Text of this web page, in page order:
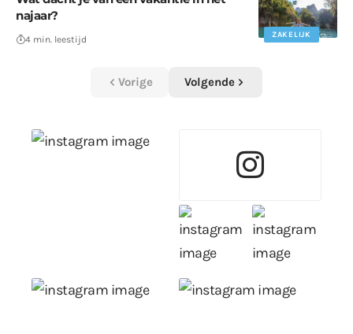
ZAKELIJK
najaar?
4 min. leestijd
Vorige Volgende